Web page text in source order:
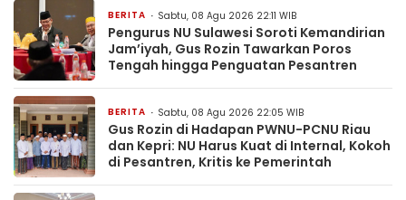
BERITA Sabtu, 08 Agu 2026 22:11 WIB
Pengurus NU Sulawesi Soroti Kemandirian
Jam’iyah, Gus Rozin Tawarkan Poros
Tengah hingga Penguatan Pesantren
BERITA Sabtu, 08 Agu 2026 22:05 WIB
Gus Rozin di Hadapan PWNU-PCNU Riau
dan Kepri: NU Harus Kuat di Internal, Kokoh
di Pesantren, Kritis ke Pemerintah